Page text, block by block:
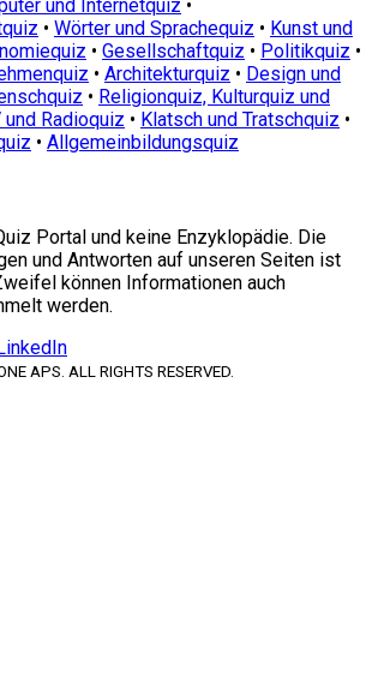
und Internetquiz •
• Wörter und Sprachequiz • Kunst und
• Gesellschaftquiz • Politikquiz •
• Architekturquiz • Design und
• Religionquiz, Kulturquiz und
und Radioquiz • Klatsch und Tratschquiz •
• Allgemeinbildungsquiz
Portal und keine Enzyklopädie. Die
und Antworten auf unseren Seiten ist
können Informationen auch
werden.
APS. ALL RIGHTS RESERVED.